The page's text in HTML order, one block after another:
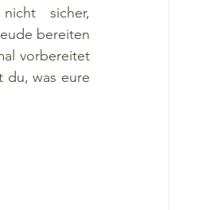
sicher,
bereiten
vorbereitet
du, was eure